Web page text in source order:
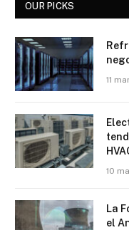
OUR PICKS
11
10
La
el